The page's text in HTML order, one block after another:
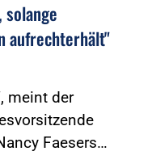
aufrechterhält"
meint der
Faesers…